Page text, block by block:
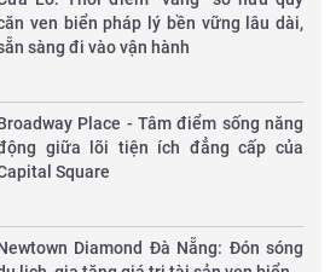
ven biển pháp lý bền vững lâu dài,
sàng đi vào vận hành
Place - Tâm điểm sống năng
giữa lõi tiện ích đẳng cấp của
Square
Diamond Đà Nẵng: Đón sóng